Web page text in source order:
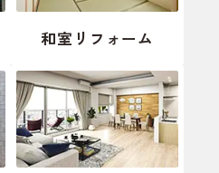
和室リフォーム